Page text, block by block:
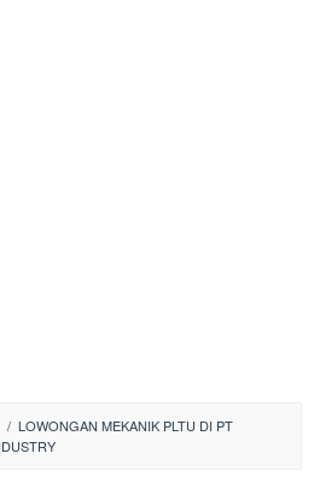
/ LOWONGAN MEKANIK PLTU DI PT